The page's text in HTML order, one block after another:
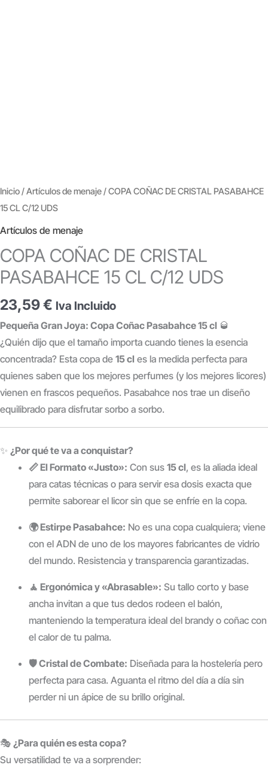
Inicio/Artículos de menaje/ COPA COÑAC DE CRISTAL PASABAHCE
15 CL C/12 UDS
Artículos de menaje
COPA COÑAC DE CRISTAL
PASABAHCE 15 CL C/12 UDS
23,59€ Iva Incluido
Pequeña Gran Joya: Copa Coñac Pasabahce 15 cl 🥃
¿Quién dijo que el tamaño importa cuando tienes la esencia
concentrada? Esta copa de 15 cl es la medida perfecta para
quienes saben que los mejores perfumes (y los mejores licores)
vienen en frascos pequeños. Pasabahce nos trae un diseño
equilibrado para disfrutar sorbo a sorbo.
✨ ¿Por qué te va a conquistar?
📏 El Formato «Justo»: Con sus 15 cl, es la aliada ideal
para catas técnicas o para servir esa dosis exacta que
permite saborear el licor sin que se enfríe en la copa.
🌍 Estirpe Pasabahce: No es una copa cualquiera; viene
con el ADN de uno de los mayores fabricantes de vidrio
del mundo. Resistencia y transparencia garantizadas.
🧘 Ergonómica y «Abrasable»: Su tallo corto y base
ancha invitan a que tus dedos rodeen el balón,
manteniendo la temperatura ideal del brandy o coñac con
el calor de tu palma.
🛡️ Cristal de Combate: Diseñada para la hostelería pero
perfecta para casa. Aguanta el ritmo del día a día sin
perder ni un ápice de su brillo original.
🎭 ¿Para quién es esta copa?
Su versatilidad te va a sorprender: